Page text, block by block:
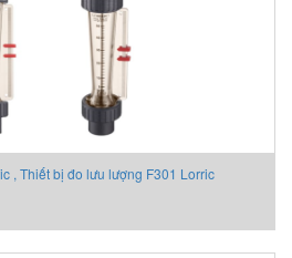
, Thiết bị đo lưu lượng F301 Lorric